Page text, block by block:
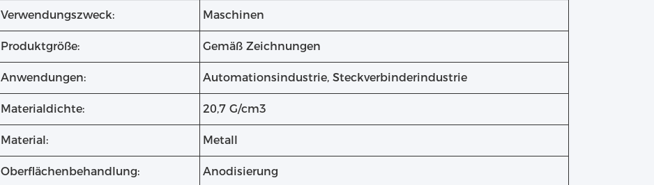
Verwendungszweck: Maschinen
Produktgröße: Gemäß Zeichnungen
Anwendungen: Automationsindustrie, Steckverbinderindustrie
Materialdichte: 20,7 G/cm3
Material: Metall
Oberflächenbehandlung: Anodisierung